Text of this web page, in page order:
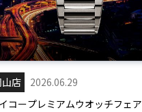
山店
2026.06.29
コープレミアムウオッチフェア